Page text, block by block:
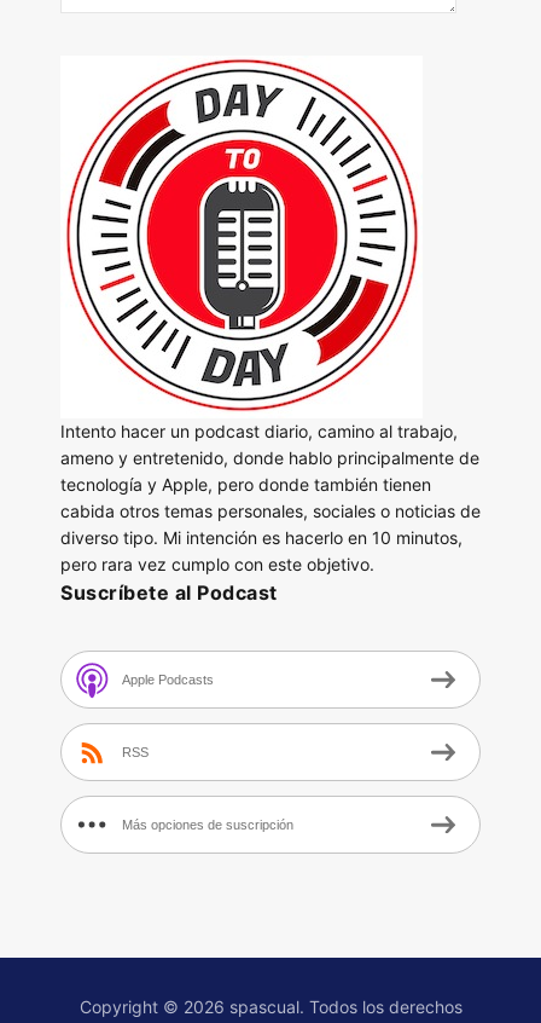
Intento hacer un podcast diario, camino al trabajo,
ameno y entretenido, donde hablo principalmente de
tecnología y Apple, pero donde también tienen
cabida otros temas personales, sociales o noticias de
diverso tipo. Mi intención es hacerlo en 10 minutos,
pero rara vez cumplo con este objetivo.
Suscríbete al Podcast
Apple Podcasts
RSS
Más opciones de suscripción
Copyright © 2026 spascual. Todos los derechos